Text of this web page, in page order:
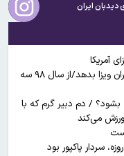
دیدبان ایران
آمریکا
دبیر: آمریکا وظیفه دارد به فوتبالیست‌های ایران ویزا بدهد/از سال ۹۸ سه
بشود؟ / دم دبیر گرم که با
می‌کند